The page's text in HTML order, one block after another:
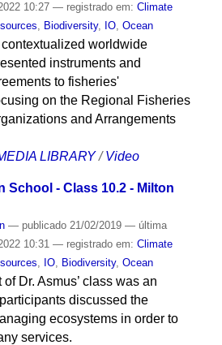
10:27 — registrado em: Climate
, Biodiversity, IO, Ocean
worldwide
instruments and
to fisheries'
on the Regional Fisheries
and Arrangements
LIBRARY /Video
School - Class 10.2 - Milton
— publicado21/02/2019 — última
10:31 — registrado em: Climate
IO, Biodiversity, Ocean
Dr. Asmus’ class was an
discussed the
ecosystems in order to
services.